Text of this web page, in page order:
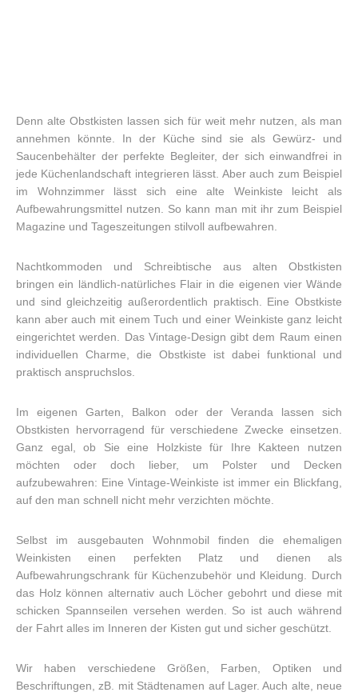
Denn alte Obstkisten lassen sich für weit mehr nutzen, als man
annehmen könnte. In der Küche sind sie als Gewürz- und
Saucenbehälter der perfekte Begleiter, der sich einwandfrei in
jede Küchenlandschaft integrieren lässt. Aber auch zum Beispiel
im Wohnzimmer lässt sich eine alte Weinkiste leicht als
Aufbewahrungsmittel nutzen. So kann man mit ihr zum Beispiel
Magazine und Tageszeitungen stilvoll aufbewahren.
Nachtkommoden und Schreibtische aus alten Obstkisten
bringen ein ländlich-natürliches Flair in die eigenen vier Wände
und sind gleichzeitig außerordentlich praktisch. Eine Obstkiste
kann aber auch mit einem Tuch und einer Weinkiste ganz leicht
eingerichtet werden. Das Vintage-Design gibt dem Raum einen
individuellen Charme, die Obstkiste ist dabei funktional und
praktisch anspruchslos.
Im eigenen Garten, Balkon oder der Veranda lassen sich
Obstkisten hervorragend für verschiedene Zwecke einsetzen.
Ganz egal, ob Sie eine Holzkiste für Ihre Kakteen nutzen
möchten oder doch lieber, um Polster und Decken
aufzubewahren: Eine Vintage-Weinkiste ist immer ein Blickfang,
auf den man schnell nicht mehr verzichten möchte.
Selbst im ausgebauten Wohnmobil finden die ehemaligen
Weinkisten einen perfekten Platz und dienen als
Aufbewahrungschrank für Küchenzubehör und Kleidung. Durch
das Holz können alternativ auch Löcher gebohrt und diese mit
schicken Spannseilen versehen werden. So ist auch während
der Fahrt alles im Inneren der Kisten gut und sicher geschützt.
Wir haben verschiedene Größen, Farben, Optiken und
Beschriftungen, zB. mit Städtenamen auf Lager. Auch alte, neue